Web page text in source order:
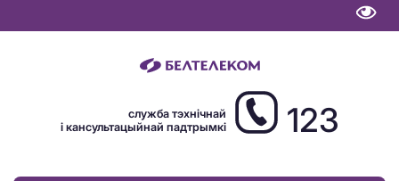
служба тэхнічнай
і кансультацыйнай падтрымкі
123